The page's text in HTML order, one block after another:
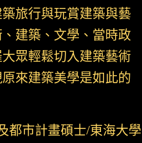
旅行與玩賞建築與藝
建築、文學、當時政
眾輕鬆切入建築藝術
來建築美學是如此的
都市計畫碩士/東海大學